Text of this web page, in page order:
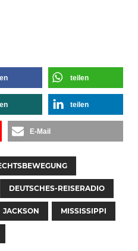
teilen
teilen
E-Mail
DEUTSCHES-REISERADIO
JACKSON MISSISSIPPI